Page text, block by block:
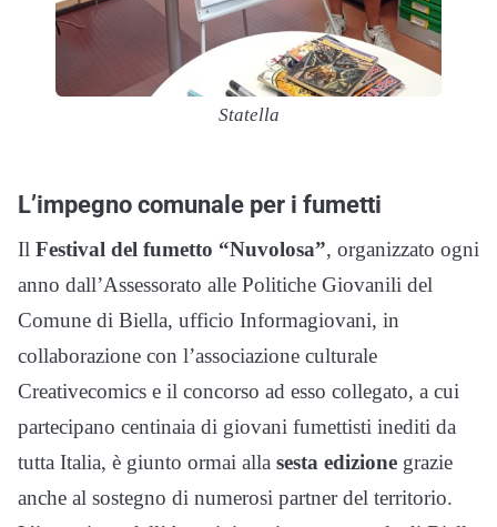
Statella
L’impegno comunale per i fumetti
Il Festival del fumetto “Nuvolosa”, organizzato ogni
anno dall’Assessorato alle Politiche Giovanili del
Comune di Biella, ufficio Informagiovani, in
collaborazione con l’associazione culturale
Creativecomics e il concorso ad esso collegato, a cui
partecipano centinaia di giovani fumettisti inediti da
tutta Italia, è giunto ormai alla sesta edizione grazie
anche al sostegno di numerosi partner del territorio.